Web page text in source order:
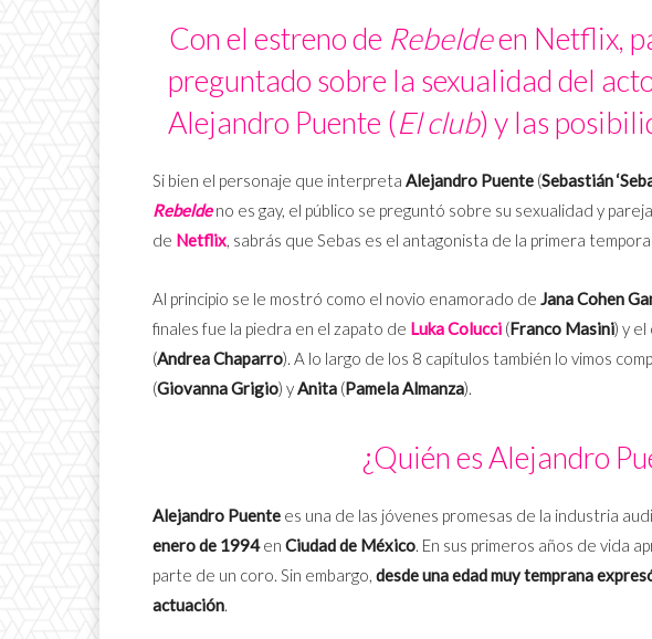
Con el estreno de Rebeldeen Netflix,
preguntado sobre la sexualidad del
Alejandro Puente (El club) y las
Si bien el personaje que interpreta Alejandro Puente (Sebastián
Rebeldeno es gay, el público se preguntó sobre su sexualidad y
de Netflix, sabrás que Sebas es el antagonista de la primera
Al principio se le mostró como el novio enamorado de Jana Cohen
finales fue la piedra en el zapato de Luka Colucci (Franco Masini) y
(Andrea Chaparro). A lo largo de los 8 capítulos también lo vimos
(Giovanna Grigio) yAnita (Pamela Almanza).
¿Quién es Alejandro
Alejandro Puente es una de las jóvenes promesas de la industria
enero de 1994en Ciudad de México. En sus primeros años de vida
parte de un coro. Sin embargo, desde una edad muy temprana
actuación.